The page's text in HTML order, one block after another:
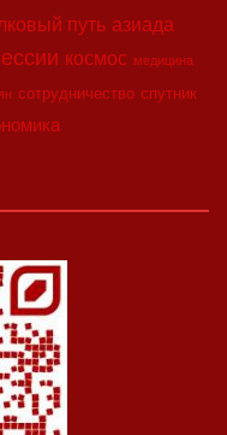
путь азиада
космос медицина
сотрудничество спутник